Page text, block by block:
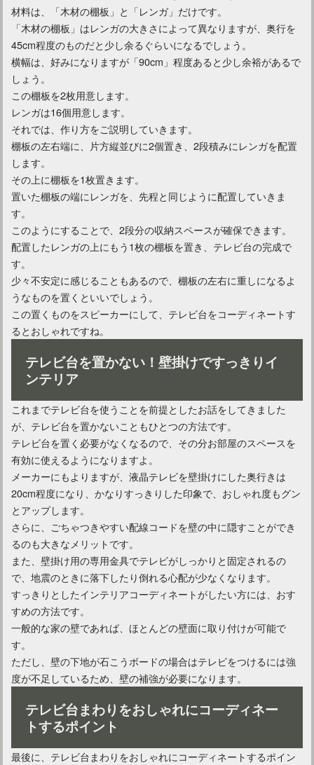
材料は、「木材の棚板」と「レンガ」だけです。
「木材の棚板」はレンガの大きさによって異なりますが、奥行を
45cm程度のものだと少し余るぐらいになるでしょう。
横幅は、好みになりますが「90cm」程度あると少し余裕があるで
しょう。
この棚板を2枚用意します。
レンガは16個用意します。
それでは、作り方をご説明していきます。
棚板の左右端に、片方縦並びに2個置き、2段積みにレンガを配置
します。
その上に棚板を1枚置きます。
置いた棚板の端にレンガを、先程と同じように配置していきま
す。
このようにすることで、2段分の収納スペースが確保できます。
配置したレンガの上にもう1枚の棚板を置き、テレビ台の完成で
す。
少々不安定に感じることもあるので、棚板の左右に重しになるよ
うなものを置くといいでしょう。
この置くものをスピーカーにして、テレビ台をコーディネートす
るとおしゃれですね。
テレビ台を置かない！壁掛けですっきりイ
ンテリア
これまでテレビ台を使うことを前提としたお話をしてきました
が、テレビ台を置かないこともひとつの方法です。
テレビ台を置く必要がなくなるので、その分お部屋のスペースを
有効に使えるようになりますよ。
メーカーにもよりますが、液晶テレビを壁掛けにした奥行きは
20cm程度になり、かなりすっきりした印象で、おしゃれ度もグン
とアップします。
さらに、ごちゃつきやすい配線コードを壁の中に隠すことができ
るのも大きなメリットです。
また、壁掛け用の専用金具でテレビがしっかりと固定されるの
で、地震のときに落下したり倒れる心配が少なくなります。
すっきりとしたインテリアコーディネートがしたい方には、おす
すめの方法です。
一般的な家の壁であれば、ほとんどの壁面に取り付けが可能で
す。
ただし、壁の下地が石こうボードの場合はテレビをつけるには強
度が不足しているため、壁の補強が必要になります。
テレビ台まわりをおしゃれにコーディネー
トするポイント
最後に、テレビ台まわりをおしゃれにコーディネートするポイン